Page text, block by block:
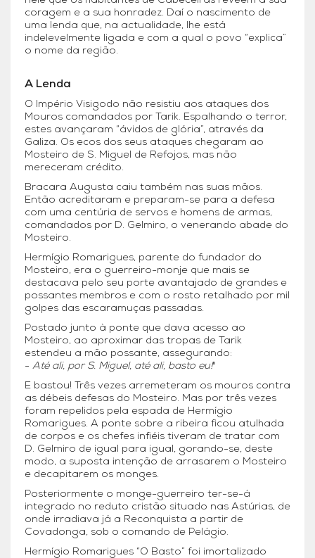
coragem e a sua honradez. Daí o nascimento de
uma lenda que, na actualidade, lhe está
indelevelmente ligada e com a qual o povo “explica”
o nome da região.
A Lenda
O Império Visigodo não resistiu aos ataques dos
Mouros comandados por Tarik. Espalhando o terror,
estes avançaram “ávidos de glória”, através da
Galiza. Os ecos dos seus ataques chegaram ao
Mosteiro de S. Miguel de Refojos, mas não
mereceram crédito.
Bracara Augusta caiu também nas suas mãos.
Então acreditaram e preparam-se para a defesa
com uma centúria de servos e homens de armas,
comandados por D. Gelmiro, o venerando abade do
Mosteiro.
Hermígio Romarigues, parente do fundador do
Mosteiro, era o guerreiro-monje que mais se
destacava pelo seu porte avantajado de grandes e
possantes membros e com o rosto retalhado por mil
golpes das escaramuças passadas.
Postado junto à ponte que dava acesso ao
Mosteiro, ao aproximar das tropas de Tarik
estendeu a mão possante, assegurando:
- Até ali, por S. Miguel, até ali, basto eu!"
E bastou! Três vezes arremeteram os mouros contra
as débeis defesas do Mosteiro. Mas por três vezes
foram repelidos pela espada de Hermígio
Romarigues. A ponte sobre a ribeira ficou atulhada
de corpos e os chefes infiéis tiveram de tratar com
D. Gelmiro de igual para igual, gorando-se, deste
modo, a suposta intenção de arrasarem o Mosteiro
e decapitarem os monges.
Posteriormente o monge-guerreiro ter-se-á
integrado no reduto cristão situado nas Astúrias, de
onde irradiava já a Reconquista a partir de
Covadonga, sob o comando de Pelágio.
Hermígio Romarigues “O Basto” foi imortalizado